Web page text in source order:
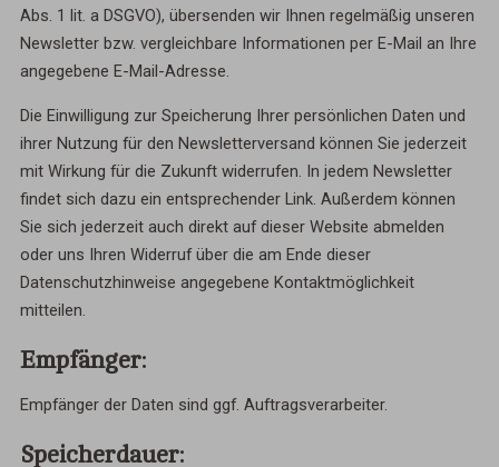
Abs. 1 lit. a DSGVO), übersenden wir Ihnen regelmäßig unseren
Newsletter bzw. vergleichbare Informationen per E-Mail an Ihre
angegebene E-Mail-Adresse.
Die Einwilligung zur Speicherung Ihrer persönlichen Daten und
ihrer Nutzung für den Newsletterversand können Sie jederzeit
mit Wirkung für die Zukunft widerrufen. In jedem Newsletter
findet sich dazu ein entsprechender Link. Außerdem können
Sie sich jederzeit auch direkt auf dieser Website abmelden
oder uns Ihren Widerruf über die am Ende dieser
Datenschutzhinweise angegebene Kontaktmöglichkeit
mitteilen.
Empfänger:
Empfänger der Daten sind ggf. Auftragsverarbeiter.
Speicherdauer: